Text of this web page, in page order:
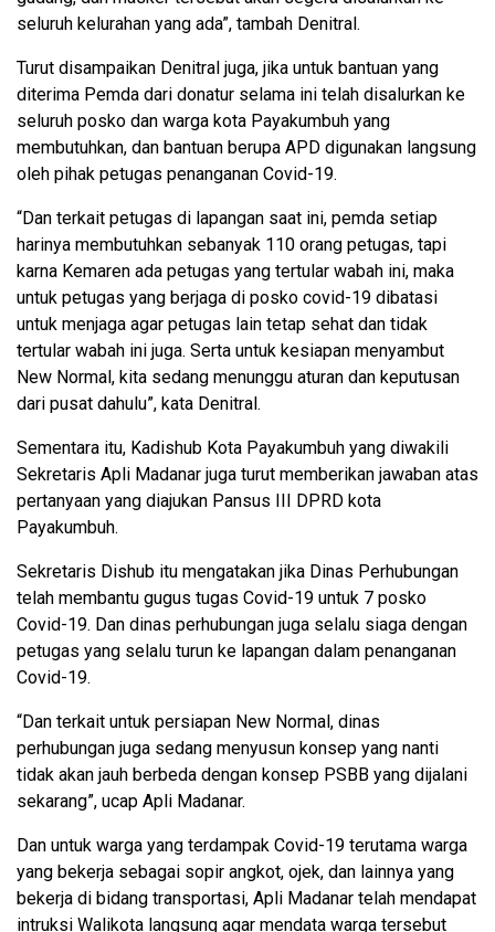
seluruh kelurahan yang ada”, tambah Denitral.
Turut disampaikan Denitral juga, jika untuk bantuan yang
diterima Pemda dari donatur selama ini telah disalurkan ke
seluruh posko dan warga kota Payakumbuh yang
membutuhkan, dan bantuan berupa APD digunakan langsung
oleh pihak petugas penanganan Covid-19.
“Dan terkait petugas di lapangan saat ini, pemda setiap
harinya membutuhkan sebanyak 110 orang petugas, tapi
karna Kemaren ada petugas yang tertular wabah ini, maka
untuk petugas yang berjaga di posko covid-19 dibatasi
untuk menjaga agar petugas lain tetap sehat dan tidak
tertular wabah ini juga. Serta untuk kesiapan menyambut
New Normal, kita sedang menunggu aturan dan keputusan
dari pusat dahulu”, kata Denitral.
Sementara itu, Kadishub Kota Payakumbuh yang diwakili
Sekretaris Apli Madanar juga turut memberikan jawaban atas
pertanyaan yang diajukan Pansus III DPRD kota
Payakumbuh.
Sekretaris Dishub itu mengatakan jika Dinas Perhubungan
telah membantu gugus tugas Covid-19 untuk 7 posko
Covid-19. Dan dinas perhubungan juga selalu siaga dengan
petugas yang selalu turun ke lapangan dalam penanganan
Covid-19.
“Dan terkait untuk persiapan New Normal, dinas
perhubungan juga sedang menyusun konsep yang nanti
tidak akan jauh berbeda dengan konsep PSBB yang dijalani
sekarang”, ucap Apli Madanar.
Dan untuk warga yang terdampak Covid-19 terutama warga
yang bekerja sebagai sopir angkot, ojek, dan lainnya yang
bekerja di bidang transportasi, Apli Madanar telah mendapat
intruksi Walikota langsung agar mendata warga tersebut